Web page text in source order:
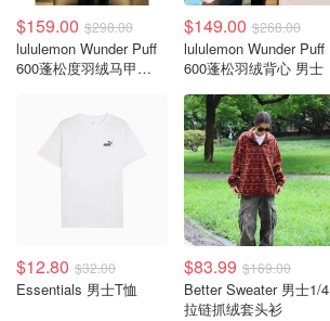
$159.00 $298.00
lululemon Wunder Puff
600蓬松度羽绒马甲
$149.00 $268.00
lululemon Wunder Puff
600蓬松羽绒背心 男士
$12.80 $32.00
Essentials 男士T恤
$83.99 $169.00
Better Sweater 男士1/4
拉链抓绒套头衫